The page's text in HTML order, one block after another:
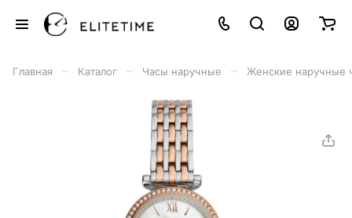
Главная Каталог Часы наручные Женские наручные